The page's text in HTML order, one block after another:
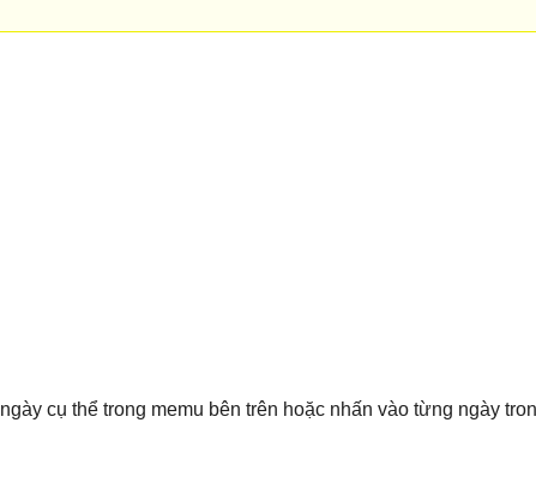
cụ thể trong memu bên trên hoặc nhấn vào từng ngày